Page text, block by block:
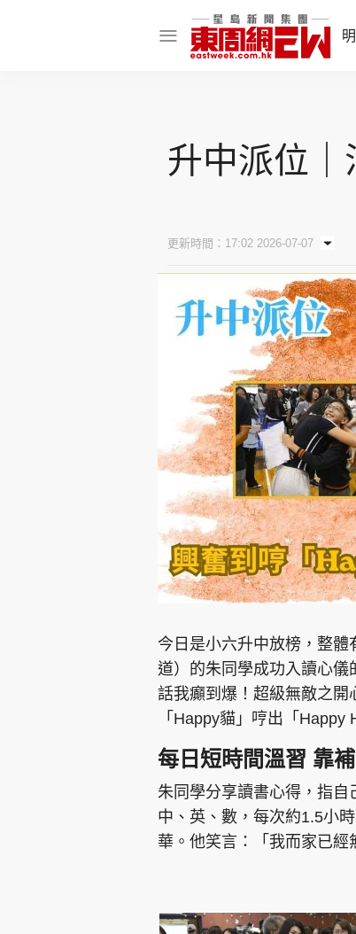
話題人物
東周食玩通
樂在灣區
集團旗下品牌
Oh!爸媽 JobMarket 頭
升中派位
更新時間：17:02 2026-07-07
今日是小六升中放榜，整
道）的朱同學成功入讀心
話我癲到爆！超級無敵之開
「Happy貓」哼出「
每日短時間溫習 靠
朱同學分享讀書心得，指
中、英、數，每次約1.5小
華。他笑言：「我而家已經